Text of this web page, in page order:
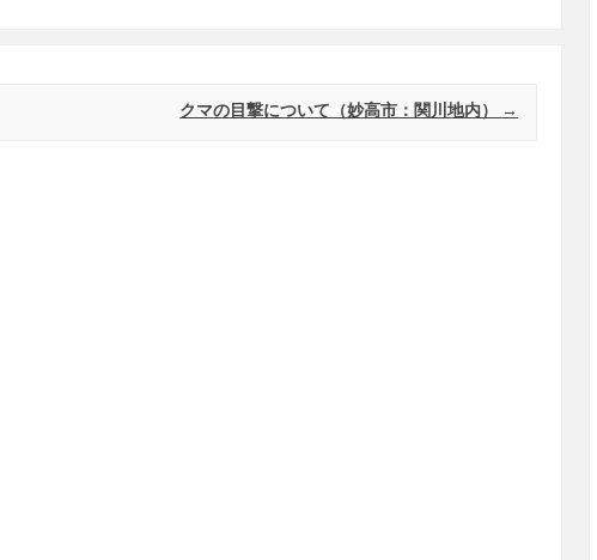
クマの目撃について（妙高市：関川地内） →